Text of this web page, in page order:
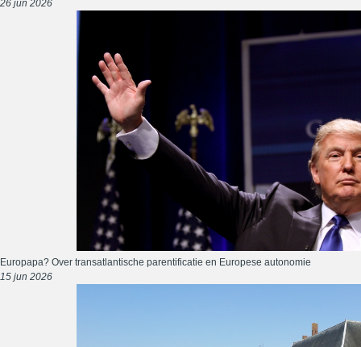
26 jun 2026
Europapa? Over transatlantische parentificatie en Europese autonomie
15 jun 2026